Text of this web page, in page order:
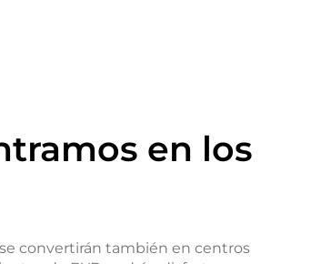
en los
convertirán también en centros